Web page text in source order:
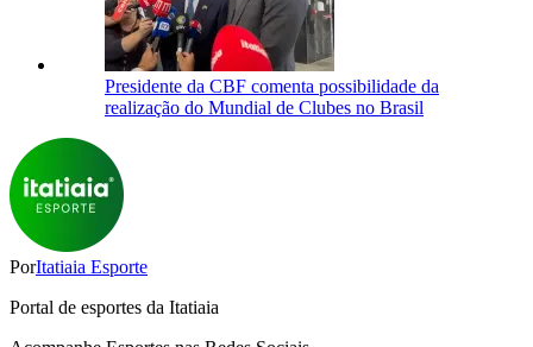
Presidente da CBF comenta possibilidade da
realização do Mundial de Clubes no Brasil
PorItatiaia Esporte
Portal de esportes da Itatiaia